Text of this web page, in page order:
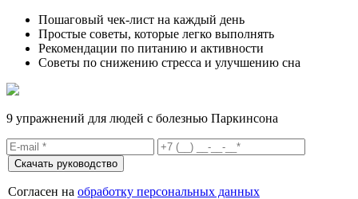
Пошаговый чек-лист на каждый день
Простые советы, которые легко выполнять
Рекомендации по питанию и активности
Советы по снижению стресса и улучшению сна
9 упражнений для людей с болезнью Паркинсона
Согласен на обработку персональных данных